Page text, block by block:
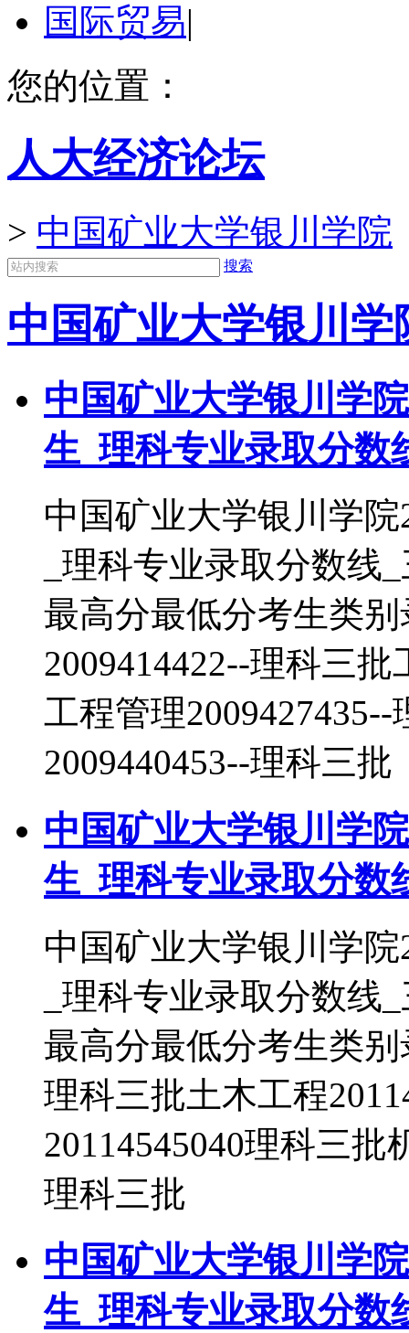
国际贸易|
您的位置：
人大经济论坛
> 中国矿业大学银川学院
搜索
中国矿业大学银川学
中国矿业大学银川学
生_理科专业录取分数
中国矿业大学银川学
_理科专业录取分数线
最高分最低分考生类
2009414422--理科三
工程管理
2009440453--理科三批
中国矿业大学银川学
生_理科专业录取分数
中国矿业大学银川学
_理科专业录取分数线
最高分最低分考生类别
理科三批土木工程
20114545040理科三批
理科三批
中国矿业大学银川学
生_理科专业录取分数